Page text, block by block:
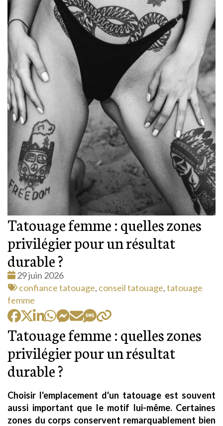
Tatouage femme : quelles zones
privilégier pour un résultat
durable ?
Date
:
29 juin 2026
Tags
:
confiance tatouage, conseil tatouage,tatouage
femme
Tatouage femme : quelles zones
privilégier pour un résultat
durable ?
Choisir l'emplacement d'un tatouage est souvent
aussi important que le motif lui-même. Certaines
zones du corps conservent remarquablement bien